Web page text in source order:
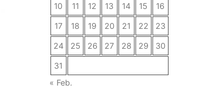
10
11 12 13 14 15
16
17
18 19 20 21 22
23
24
25 26 27 28 29
30
31
« Feb.